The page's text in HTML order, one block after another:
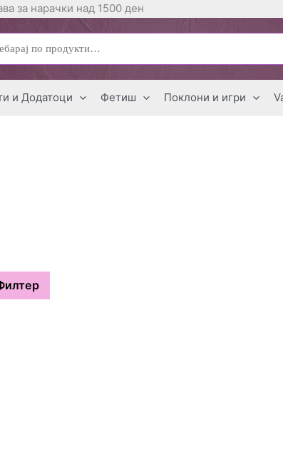
за нарачки над 1500 ден
и Додатоци Фетиш Поклони и игри